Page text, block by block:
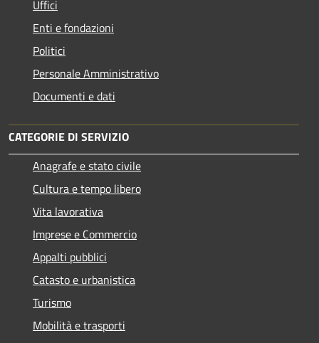
Uffici
Enti e fondazioni
Politici
Personale Amministrativo
Documenti e dati
CATEGORIE DI SERVIZIO
Anagrafe e stato civile
Cultura e tempo libero
Vita lavorativa
Imprese e Commercio
Appalti pubblici
Catasto e urbanistica
Turismo
Mobilità e trasporti